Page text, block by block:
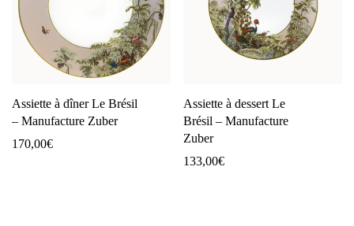
Assiette à dîner Le Brésil
– Manufacture Zuber
170,00€
Assiette à dessert Le
Brésil – Manufacture
Zuber
133,00€